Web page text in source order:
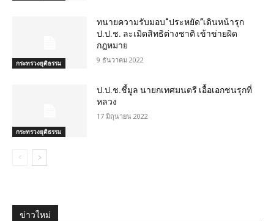
กระทรวงยุติธรรม
ทนายความรับมอบ“ประหยัด”เดินหน้ารุก
ป.ป.ช. ละเมิดสิทธิต่างชาติ เข้าข่ายผิด
กฎหมาย
9 ธันวาคม 2022
กระทรวงยุติธรรม
ป.ป.ช.ชี้มูล นายกเทศมนตรี เอื้อเอกชนรุกที่
หลวง
17 มิถุนายน 2022
ข่าวใหม่